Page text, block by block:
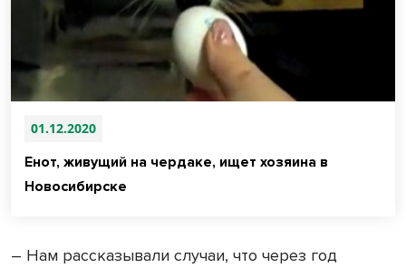
01.12.2020
Енот, живущий на чердаке, ищет хозяина в
Новосибирске
– Нам рассказывали случаи, что через год